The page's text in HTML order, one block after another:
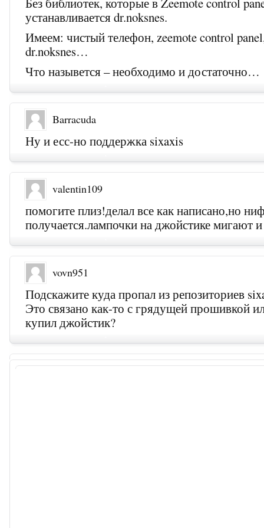
устанавливается dr.noksnes.
Имеем: чистый телефон, zeemote control
dr.noksnes…
Что назывется – необходимо и достаточно…
Barracuda
Ну и есс-но поддержка sixaxis
valentin109
помогите плиз!делал все как написано,но
получается.лампочки на джойстике мигают и
vovn951
Подскажите куда пропал из репозиториев
Это связано как-то с грядущей прошивкой
купил джойстик?